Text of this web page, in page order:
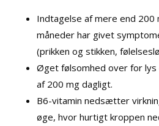
Indtagelse af mere end 200
måneder har givet
(prikken og stikken,
Øget følsomhed over for
af 200 mg dagligt.
B6-vitamin nedsætter
øge, hvor hurtigt kroppen